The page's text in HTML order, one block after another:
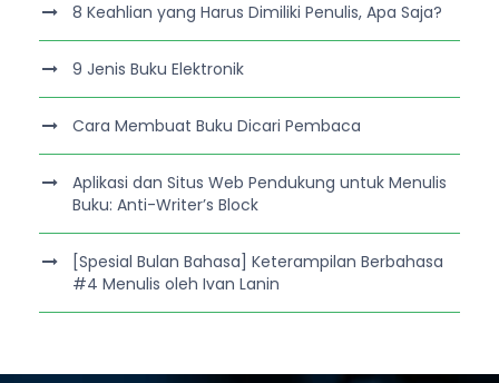
8 Keahlian yang Harus Dimiliki Penulis, Apa Saja?
9 Jenis Buku Elektronik
Cara Membuat Buku Dicari Pembaca
Aplikasi dan Situs Web Pendukung untuk Menulis
Buku: Anti-Writer’s Block
[Spesial Bulan Bahasa] Keterampilan Berbahasa
#4 Menulis oleh Ivan Lanin